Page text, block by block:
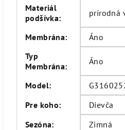
Materiál
podšívka: prírodná
Membrána:
Áno
Typ
Membrána: Áno
Model:
Pre koho:
Dievča
Sezóna:
Zimná